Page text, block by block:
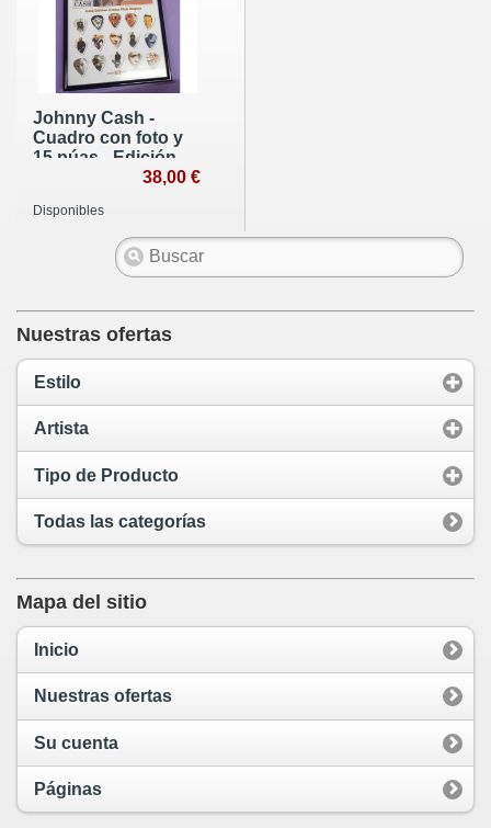
Johnny Cash -
Cuadro con foto y
15 púas - Edición
38,00 €
Disponibles
Nuestras ofertas
Estilo
Artista
Tipo de Producto
Todas las categorías
Mapa del sitio
Inicio
Nuestras ofertas
Su cuenta
Páginas